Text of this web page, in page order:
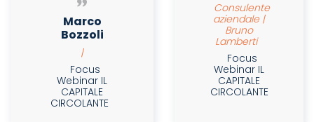
Marco
Bozzoli
|
Focus
Webinar IL
CAPITALE
CIRCOLANTE
Consulente
aziendale |
Bruno
Lamberti
Focus
Webinar IL
CAPITALE
CIRCOLANTE